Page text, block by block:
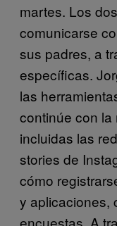
martes. Los
comunicarse
sus padres, a
específicas.
las
continúe con la
incluidas las
stories de
cómo
y aplicaciones,
encuestas. A